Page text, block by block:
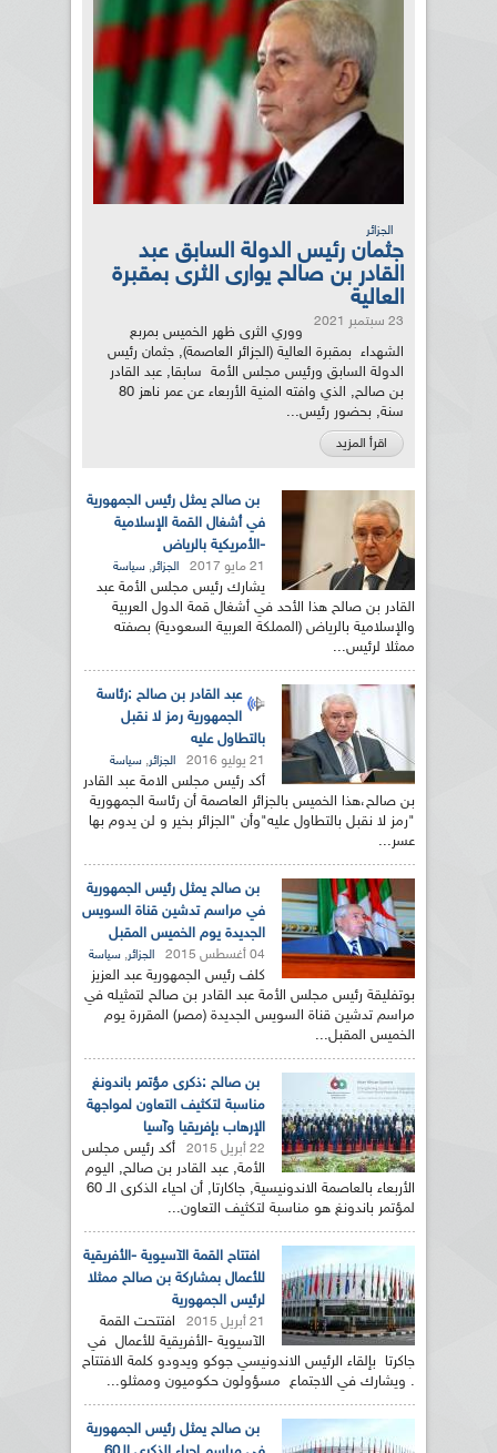
الجزائر
جثمان رئيس الدولة السابق عبد
القادر بن صالح يوارى الثرى بمقبرة
العالية
23 سبتمبر 2021
ووري الثرى ظهر الخميس بمربع
الشهداء بمقبرة العالية (الجزائر العاصمة), جثمان رئيس
الدولة السابق ورئيس مجلس الأمة سابقا, عبد القادر
سنة, بحضور رئيس...
اقرأ المزيد
بن صالح يمثل رئيس الجمهورية
في أشغال القمة الإسلامية
-الأمريكية بالرياض
21 مايو 2017 الجزائر, سياسة
يشارك رئيس مجلس الأمة عبد
القادر بن صالح هذا الأحد في أشغال قمة الدول العربية
والإسلامية بالرياض (المملكة العربية السعودية) بصفته
ممثلا لرئيس...
عبد القادر بن صالح :رئاسة
الجمهورية رمز لا نقبل
بالتطاول عليه
21 يوليو 2016 الجزائر, سياسة
أكد رئيس مجلس الامة عبد القادر
بن صالح،هذا الخميس بالجزائر العاصمة أن رئاسة الجمهورية
"رمز لا نقبل بالتطاول عليه"وأن "الجزائر بخير و لن يدوم بها
عسر...
بن صالح يمثل رئيس الجمهورية
في مراسم تدشين قناة السويس
الجديدة يوم الخميس المقبل
04 أغسطس 2015 الجزائر, سياسة
كلف رئيس الجمهورية عبد العزيز
بوتفليقة رئيس مجلس الأمة عبد القادر بن صالح لتمثيله في
مراسم تدشين قناة السويس الجديدة (مصر) المقررة يوم
الخميس المقبل...
بن صالح :ذكرى مؤتمر باندونغ
مناسبة لتكثيف التعاون لمواجهة
الإرهاب بإفريقيا وآسيا
22 أبريل 2015
أكد رئيس مجلس
الأمة, عبد القادر بن صالح, اليوم
الأربعاء بالعاصمة الاندونيسية, جاكارتا, أن احياء الذكرى الـ 60
لمؤتمر باندونغ هو مناسبة لتكثيف التعاون...
افتتاح القمة الآسيوية -الأفريقية
للأعمال بمشاركة بن صالح ممثلا
لرئيس الجمهورية
21 أبريل 2015
افتتحت القمة
الآسيوية -الأفريقية للأعمال في
جاكرتا بإلقاء الرئيس الاندونيسي جوكو ويدودو كلمة الافتتاح
. ويشارك في الاجتماع مسؤولون حكوميون وممثلو...
بن صالح يمثل رئيس الجمهورية